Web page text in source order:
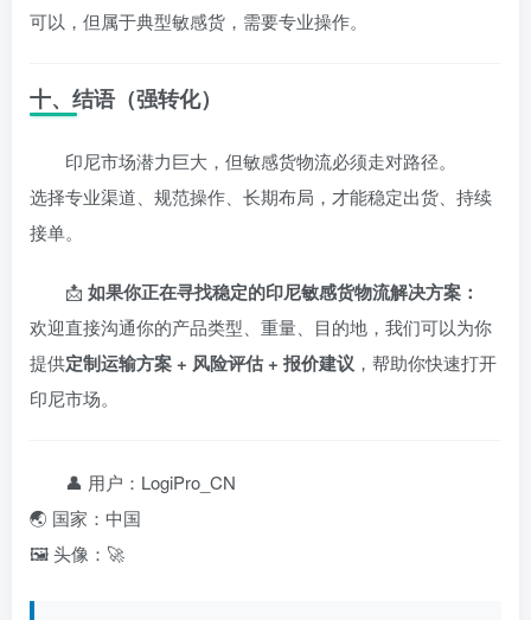
可以，但属于典型敏感货，需要专业操作。
十、结语（强转化）
印尼市场潜力巨大，但敏感货物流必须走对路径。
选择专业渠道、规范操作、长期布局，才能稳定出货、持续
接单。
📩 如果你正在寻找稳定的印尼敏感货物流解决方案：
欢迎直接沟通你的产品类型、重量、目的地，我们可以为你
提供定制运输方案 + 风险评估 + 报价建议 ，帮助你快速打开
印尼市场。
👤 用户：LogiPro_CN
🌏 国家：中国
🖼️ 头像：🚀